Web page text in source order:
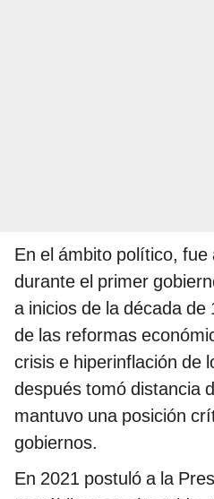
En el ámbito político,
durante el primer
a inicios de la década
de las reformas
crisis e hiperinflación de
después tomó distancia
mantuvo una posición
gobiernos.
En 2021 postuló a la